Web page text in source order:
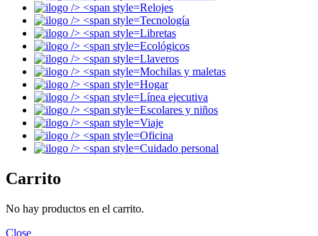
Relojes
Tecnología
Libretas
Ecológicos
Llaveros
Mochilas y maletas
Hogar
Línea ejecutiva
Escolares y niños
Viaje
Oficina
Cuidado personal
Carrito
No hay productos en el carrito.
Close